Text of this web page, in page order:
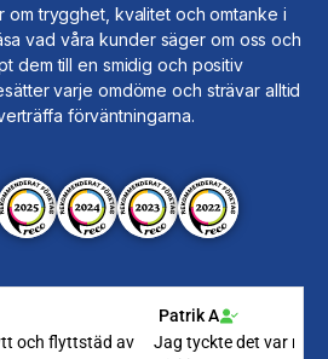
om trygghet, kvalitet och omtanke i
vad våra kunder säger om oss och
dem till en smidig och positiv
varje omdöme och strävar alltid
förväntningarna.